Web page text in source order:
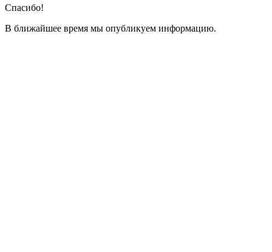
Спасибо!
В ближайшее время мы опубликуем информацию.